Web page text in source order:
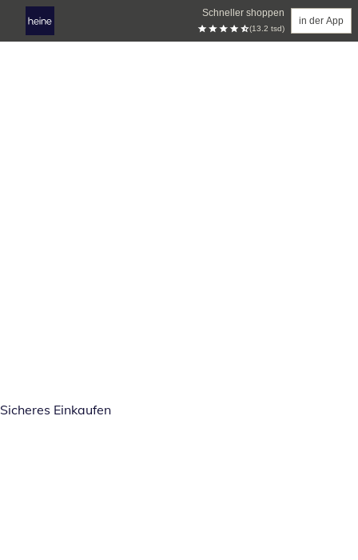
Schneller shoppen
(13.2 tsd)
in der App
Sicheres Einkaufen